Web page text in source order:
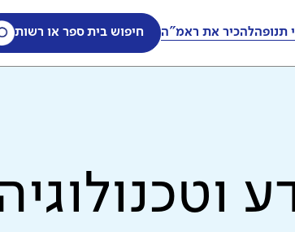
תנופהלהכיר את ראמ"ה חיפוש בית ספר או רשות